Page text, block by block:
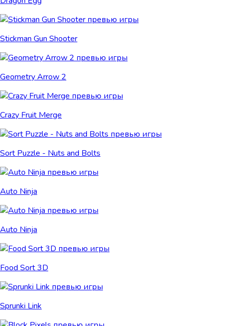
Stickman Gun Shooter
Geometry Arrow 2
Crazy Fruit Merge
Sort Puzzle - Nuts and Bolts
Auto Ninja
Auto Ninja
Food Sort 3D
Sprunki Link